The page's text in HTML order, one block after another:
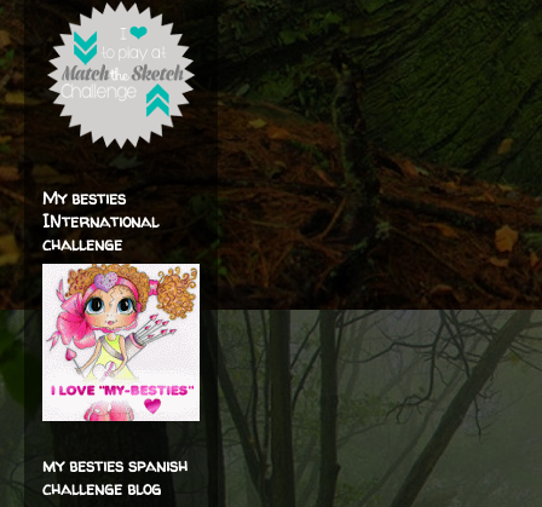
My besties
INternational
challenge
my besties spanish
challenge blog